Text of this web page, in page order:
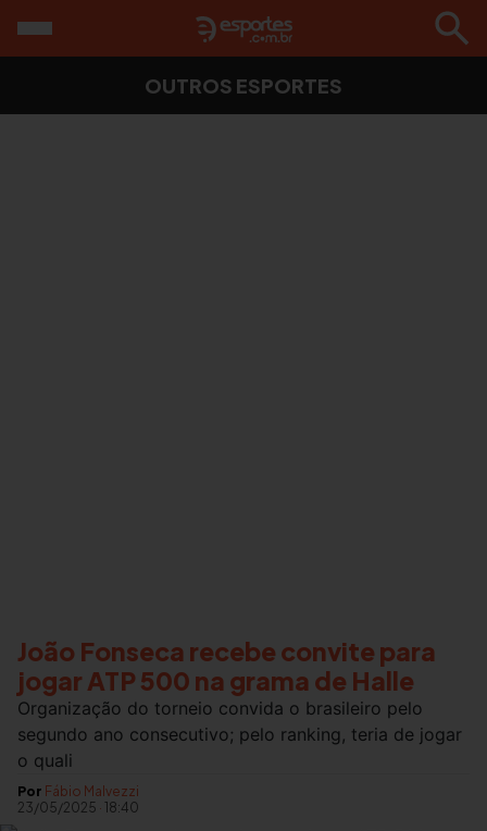
OUTROS ESPORTES
João Fonseca recebe convite para
jogar ATP 500 na grama de Halle
Organização do torneio convida o brasileiro pelo
segundo ano consecutivo; pelo ranking, teria de jogar
o quali
Por Fábio Malvezzi
23/05/2025 · 18:40